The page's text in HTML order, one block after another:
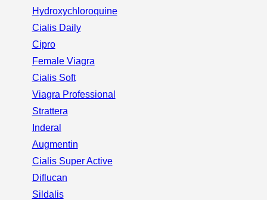
Hydroxychloroquine
Cialis Daily
Cipro
Female Viagra
Cialis Soft
Viagra Professional
Strattera
Inderal
Augmentin
Cialis Super Active
Diflucan
Sildalis